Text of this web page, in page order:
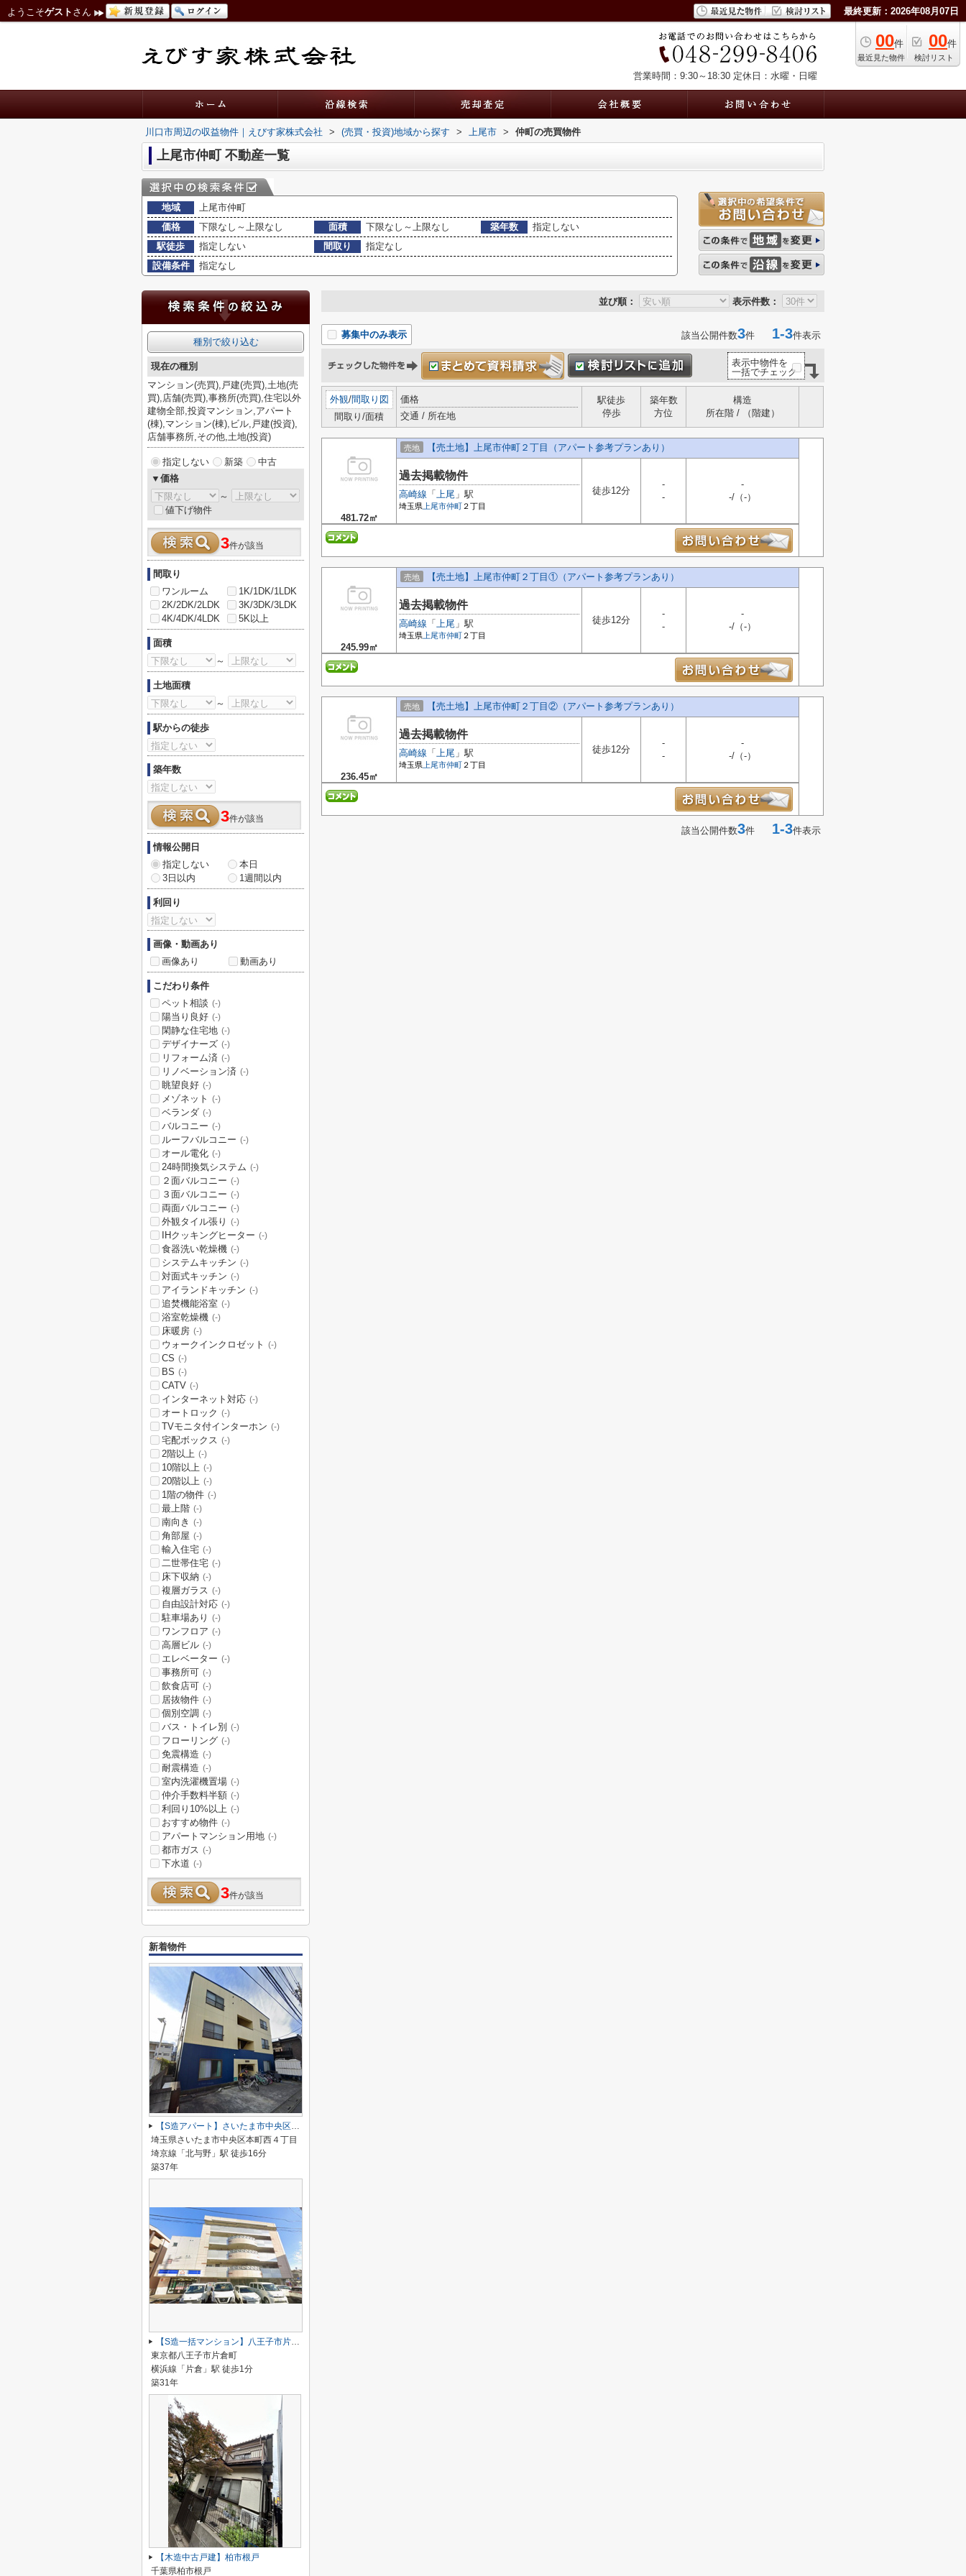
ようこそゲスト さん 最終更新：2026年08月07日
00件
最近見た物件
00件
検討リスト
営業時間：9:30～18:30 定休日：水曜・日曜
川口市周辺の収益物件｜えびす家株式会社 > (売買・投資)地域から探す > 上尾市 > 仲町の売買物件
上尾市仲町 不動産一覧
地域
上尾市仲町
価格
下限なし～上限なし 面積 下限なし～上限なし 築年数
指定しない
駅徒歩
指定しない 間取り
指定なし
設備条件
指定なし
並び順： 表示件数：
募集中のみ表示 該当公開件数3件 1-3件表示
表示中物件を
一括でチェック
外観/間取り図
間取り/面積
価格
交通 / 所在地
駅徒歩
停歩
築年数
方位
構造
所在階 / （階建）
481.72㎡
売地 【売土地】上尾市仲町２丁目（アパート参考プランあり）
過去掲載物件
高崎線 「 上尾 」駅
埼玉県 上尾市仲町 ２丁目
徒歩12分
-
-
-
-/（-）
245.99㎡
売地 【売土地】上尾市仲町２丁目①（アパート参考プランあり）
過去掲載物件
高崎線 「 上尾 」駅
埼玉県 上尾市仲町 ２丁目
徒歩12分
-
-
-
-/（-）
236.45㎡
売地 【売土地】上尾市仲町２丁目②（アパート参考プランあり）
過去掲載物件
高崎線 「 上尾 」駅
埼玉県 上尾市仲町 ２丁目
徒歩12分
-
-
-
-/（-）
該当公開件数3件 1-3件表示
種別で絞り込む
現在の種別
マンション(売買),戸建(売買),土地(売
買),店舗(売買),事務所(売買),住宅以外
建物全部,投資マンション,アパート
(棟),マンション(棟),ビル,戸建(投資),
店舗事務所,その他,土地(投資)
指定しない 新築
中古
▼価格
～
値下げ物件
3件が該当
間取り
ワンルーム
1K/1DK/1LDK
2K/2DK/2LDK
3K/3DK/3LDK
4K/4DK/4LDK
5K以上
面積
～
土地面積
～
駅からの徒歩
築年数
3件が該当
情報公開日
指定しない
本日
3日以内
1週間以内
利回り
画像・動画あり
画像あり
動画あり
こだわり条件
ペット相談 (-)
陽当り良好 (-)
閑静な住宅地 (-)
デザイナーズ (-)
リフォーム済 (-)
リノベーション済 (-)
眺望良好 (-)
メゾネット (-)
ベランダ (-)
バルコニー (-)
ルーフバルコニー (-)
オール電化 (-)
24時間換気システム (-)
２面バルコニー (-)
３面バルコニー (-)
両面バルコニー (-)
外観タイル張り (-)
IHクッキングヒーター (-)
食器洗い乾燥機 (-)
システムキッチン (-)
対面式キッチン (-)
アイランドキッチン (-)
追焚機能浴室 (-)
浴室乾燥機 (-)
床暖房 (-)
ウォークインクロゼット (-)
CS (-)
BS (-)
CATV (-)
インターネット対応 (-)
オートロック (-)
TVモニタ付インターホン (-)
宅配ボックス (-)
2階以上 (-)
10階以上 (-)
20階以上 (-)
1階の物件 (-)
最上階 (-)
南向き (-)
角部屋 (-)
輸入住宅 (-)
二世帯住宅 (-)
床下収納 (-)
複層ガラス (-)
自由設計対応 (-)
駐車場あり (-)
ワンフロア (-)
高層ビル (-)
エレベーター (-)
事務所可 (-)
飲食店可 (-)
居抜物件 (-)
個別空調 (-)
バス・トイレ別 (-)
フローリング (-)
免震構造 (-)
耐震構造 (-)
室内洗濯機置場 (-)
仲介手数料半額 (-)
利回り10%以上 (-)
おすすめ物件 (-)
アパートマンション用地 (-)
都市ガス (-)
下水道 (-)
3件が該当
新着物件
【S造アパート】さいたま市中央区本町西４丁目
埼玉県さいたま市中央区本町西４丁目
埼京線「北与野」駅 徒歩16分
築37年
【S造一括マンション】八王子市片倉町
東京都八王子市片倉町
横浜線「片倉」駅 徒歩1分
築31年
【木造中古戸建】柏市根戸
千葉県柏市根戸